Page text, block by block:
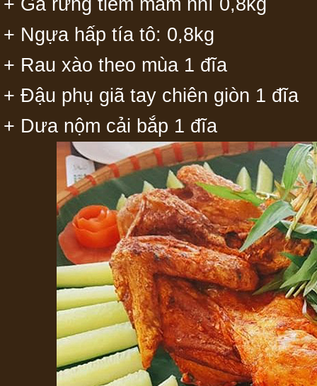
+ Gà rừng tiềm mắm nhĩ 0,8kg
+ Ngựa hấp tía tô: 0,8kg
+ Rau xào theo mùa 1 đĩa
+ Đậu phụ giã tay chiên giòn 1 đĩa
+ Dưa nộm cải bắp 1 đĩa